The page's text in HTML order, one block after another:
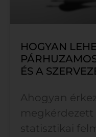
HOGYAN
ÉS A
Ahogyan
megkérdezett
statisztikai